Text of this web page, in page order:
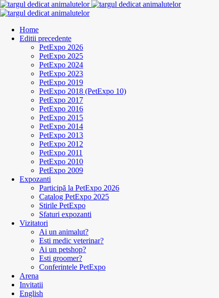
Home
Editii precedente
PetExpo 2026
PetExpo 2025
PetExpo 2024
PetExpo 2023
PetExpo 2019
PetExpo 2018 (PetExpo 10)
PetExpo 2017
PetExpo 2016
PetExpo 2015
PetExpo 2014
PetExpo 2013
PetExpo 2012
PetExpo 2011
PetExpo 2010
PetExpo 2009
Expozanti
Participă la PetExpo 2026
Catalog PetExpo 2025
Stirile PetExpo
Sfaturi expozanti
Vizitatori
Ai un animalut?
Esti medic veterinar?
Ai un petshop?
Esti groomer?
Conferintele PetExpo
Arena
Invitatii
English